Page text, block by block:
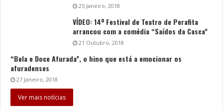
25 Janeiro, 2018
VÍDEO: 14º Festival de Teatro de Perafita
arrancou com a comédia “Saídos da Casca”
21 Outubro, 2018
“Bela e Doce Afurada”, o hino que está a emocionar os
afuradenses
27 Janeiro, 2018
Ver mais notícias